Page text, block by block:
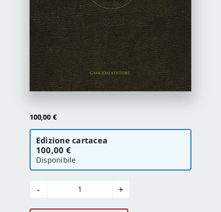
Proposte di pubblicazione
Gangemi Editore
Newsletter
100,00 €
Scegli
versione
Edizione cartacea
100,00 €
Disponibile
Storia
della